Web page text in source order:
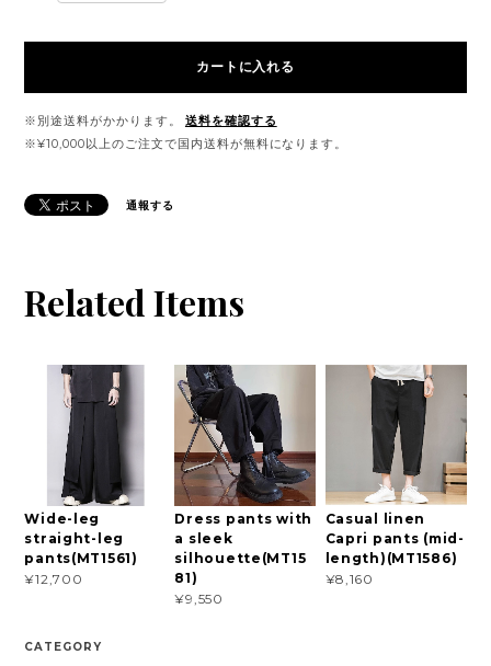
カートに入れる
※別途送料がかかります。
送料を確認する
※¥10,000以上のご注文で国内送料が無料になります。
通報する
Related Items
Wide-leg
straight-leg
pants(MT1561)
¥12,700
Dress pants with
a sleek
silhouette(MT15
81)
¥9,550
Casual linen
Capri pants (mid-
length)(MT1586)
¥8,160
CATEGORY